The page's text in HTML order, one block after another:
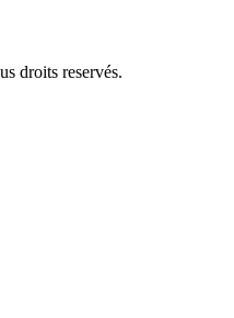
droits reservés.